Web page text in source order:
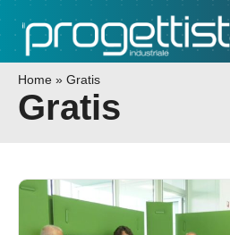
Home » Gratis
Gratis